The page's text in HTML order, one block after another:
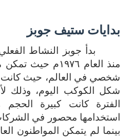
بدايات ستيف جوبز
بدأ جوبز النشاط
منذ العام ١٩٧٦م
شخصي في العالم، حيث كانت
شكل الكوكب اليوم، وذلك
الفترة كانت كبيرة الحجم
استخدامها محصور في
بينما لم يتمكن المواطنون